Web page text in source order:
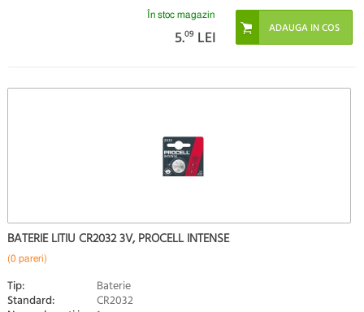
În stoc magazin
5.09 LEI
BATERIE LITIU CR2032 3V, PROCELL INTENSE
(0 pareri)
Tip: Baterie
Standard: CR2032